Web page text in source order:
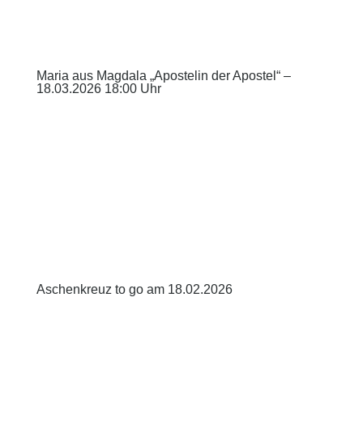
Maria aus Magdala „Apostelin der Apostel“ –
18.03.2026 18:00 Uhr
Aschenkreuz to go am 18.02.2026